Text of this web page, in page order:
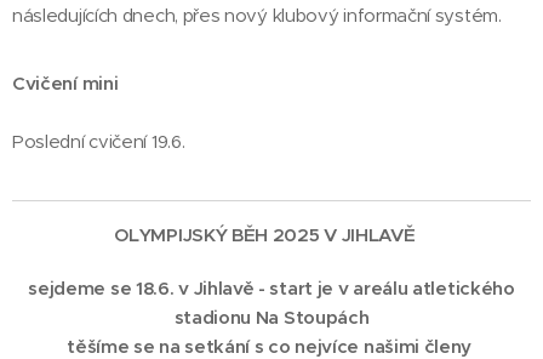
následujících dnech, přes nový klubový informační systém.
Cvičení mini
Poslední cvičení 19.6.
OLYMPIJSKÝ BĚH 2025 V JIHLAVĚ
sejdeme se 18.6. v Jihlavě - start je v areálu atletického
stadionu Na Stoupách
těšíme se na setkání s co nejvíce našimi členy